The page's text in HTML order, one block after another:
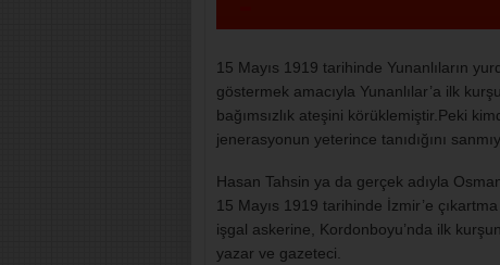
15 Mayıs 1919 tarihinde Yunanlıların
göstermek amacıyla Yunanlılar’a ilk
bağımsızlık ateşini körüklemiştir.Peki
jenerasyonun yeterince tanıdığını
Hasan Tahsin ya da gerçek adıyla
15 Mayıs 1919 tarihinde İzmir’e
işgal askerine, Kordonboyu’nda ilk
yazar ve gazeteci.